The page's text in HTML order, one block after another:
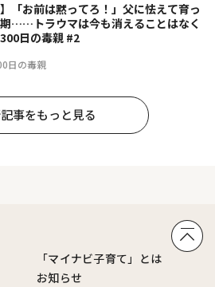
日の毒親
】「お前は黙ってろ！」父に怯えて育っ
……トラウマは今も消えることはなく
300日の毒親 #2
事をもっと見る
「マイナビ子育て」とは
お知らせ